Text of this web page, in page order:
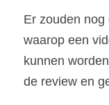
Er zouden
waarop een
kunnen
de review en